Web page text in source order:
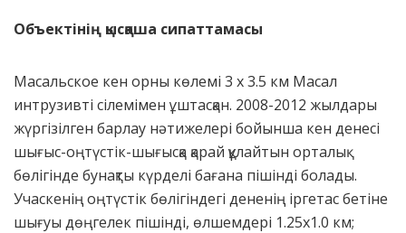
Объектінің қысқаша сипаттамасы
Масальское кен орны көлемі 3 х 3.5 км Масал
интрузивті сілемімен ұштасқан. 2008-2012 жылдары
жүргізілген барлау нәтижелері бойынша кен денесі
шығыс-оңтүстік-шығысқа қарай құлайтын орталық
бөлігінде бунақты күрделі бағана пішінді болады.
Учаскенің оңтүстік бөлігіндегі дененің іргетас бетіне
шығуы дөңгелек пішінді, өлшемдері 1.25х1.0 км;